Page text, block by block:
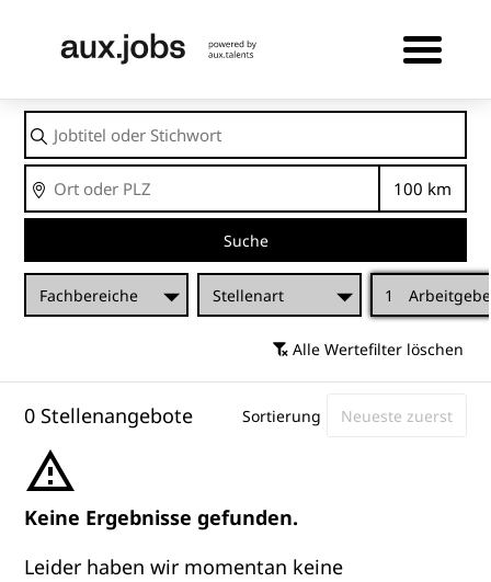
Jobtitel
oder
Stichwort
Ort
Suche
Fachbereiche Stellenart 1
Alle Wertefilter löschen
0 Stellenangebote Sortierung
Keine Ergebnisse gefunden.
Leider haben wir momentan keine